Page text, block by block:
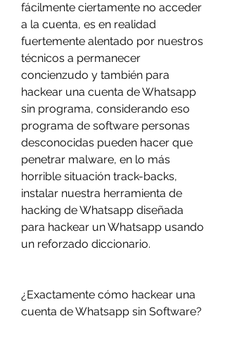
fácilmente ciertamente no acceder
a la cuenta, es en realidad
fuertemente alentado por nuestros
técnicos a permanecer
concienzudo y también para
hackear una cuenta de Whatsapp
sin programa, considerando eso
programa de software personas
desconocidas pueden hacer que
penetrar malware, en lo más
horrible situación track-backs,
instalar nuestra herramienta de
hacking de Whatsapp diseñada
para hackear un Whatsapp usando
un reforzado diccionario.
¿Exactamente cómo hackear una
cuenta de Whatsapp sin Software?